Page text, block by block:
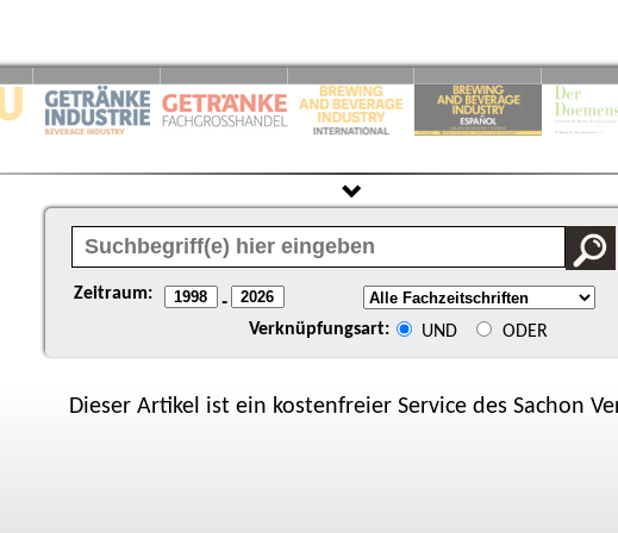
Zeitraum: -
Verknüpfungsart: UND ODER
Dieser Artikel ist ein kostenfreier Service des Sachon